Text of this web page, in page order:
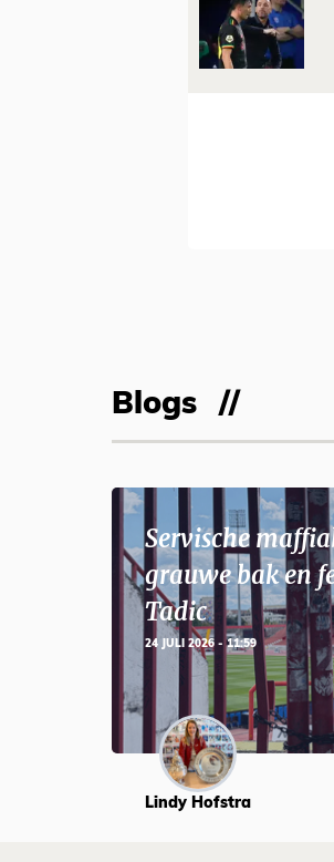
Blogs
Servische
grauwe bak en
Tadic
24 JULI 2026 - 11:59
Lindy Hofstra